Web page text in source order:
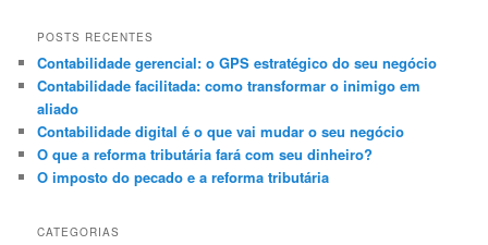
q
i
s
a
r
POSTS RECENTES
Contabilidade gerencial: o GPS estratégico do seu negócio
Contabilidade facilitada: como transformar o inimigo em
aliado
Contabilidade digital é o que vai mudar o seu negócio
O que a reforma tributária fará com seu dinheiro?
O imposto do pecado e a reforma tributária
CATEGORIAS